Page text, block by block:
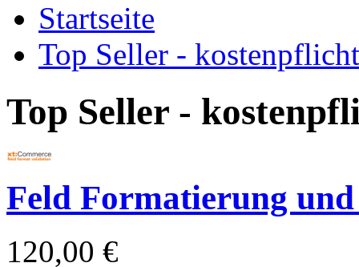
Startseite
Top Seller -
Top Seller -
Feld Formatierung
120,00 €